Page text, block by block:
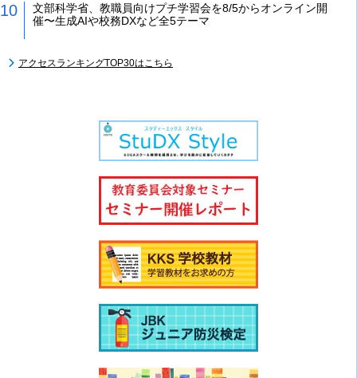
文部科学省、教職員向けプチ学習会を8/5からオンライン開
催〜生成AIや校務DXなど全5テーマ
アクセスランキングTOP30はこちら